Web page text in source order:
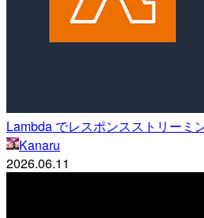
Lambda でレスポンスストリーミ
Kanaru
2026.06.11